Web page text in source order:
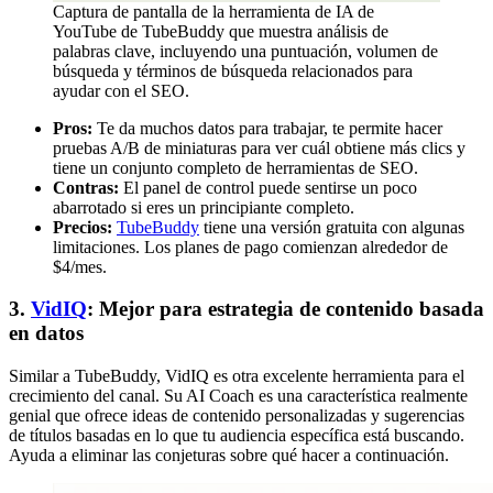
Captura de pantalla de la herramienta de IA de
YouTube de TubeBuddy que muestra análisis de
palabras clave, incluyendo una puntuación, volumen de
búsqueda y términos de búsqueda relacionados para
ayudar con el SEO.
Pros: Te da muchos datos para trabajar, te permite hacer
pruebas A/B de miniaturas para ver cuál obtiene más clics y
tiene un conjunto completo de herramientas de SEO.
Contras: El panel de control puede sentirse un poco
abarrotado si eres un principiante completo.
Precios: TubeBuddy tiene una versión gratuita con algunas
limitaciones. Los planes de pago comienzan alrededor de
$4/mes.
3. VidIQ: Mejor para estrategia de contenido basada
en datos
Similar a TubeBuddy, VidIQ es otra excelente herramienta para el
crecimiento del canal. Su AI Coach es una característica realmente
genial que ofrece ideas de contenido personalizadas y sugerencias
de títulos basadas en lo que tu audiencia específica está buscando.
Ayuda a eliminar las conjeturas sobre qué hacer a continuación.